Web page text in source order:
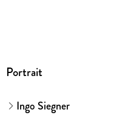
Portrait
Ingo Siegner